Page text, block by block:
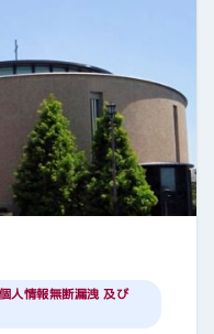
人情報無断漏洩 及び